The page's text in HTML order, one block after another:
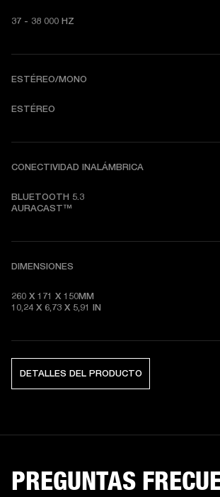
37 - 38 000 HZ
ESTÉREO/MONO
ESTÉREO
CONECTIVIDAD INALÁMBRICA
BLUETOOTH 5.3
AURACAST™
DIMENSIONES
260 X 171 X 150MM
10,24 X 6,73 X 5,91 IN
DETALLES DEL PRODUCTO
PREGUNTAS